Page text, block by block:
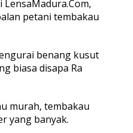
petani tembakau
benang kusut
biasa disapa Ra
murah, tembakau
yang banyak.